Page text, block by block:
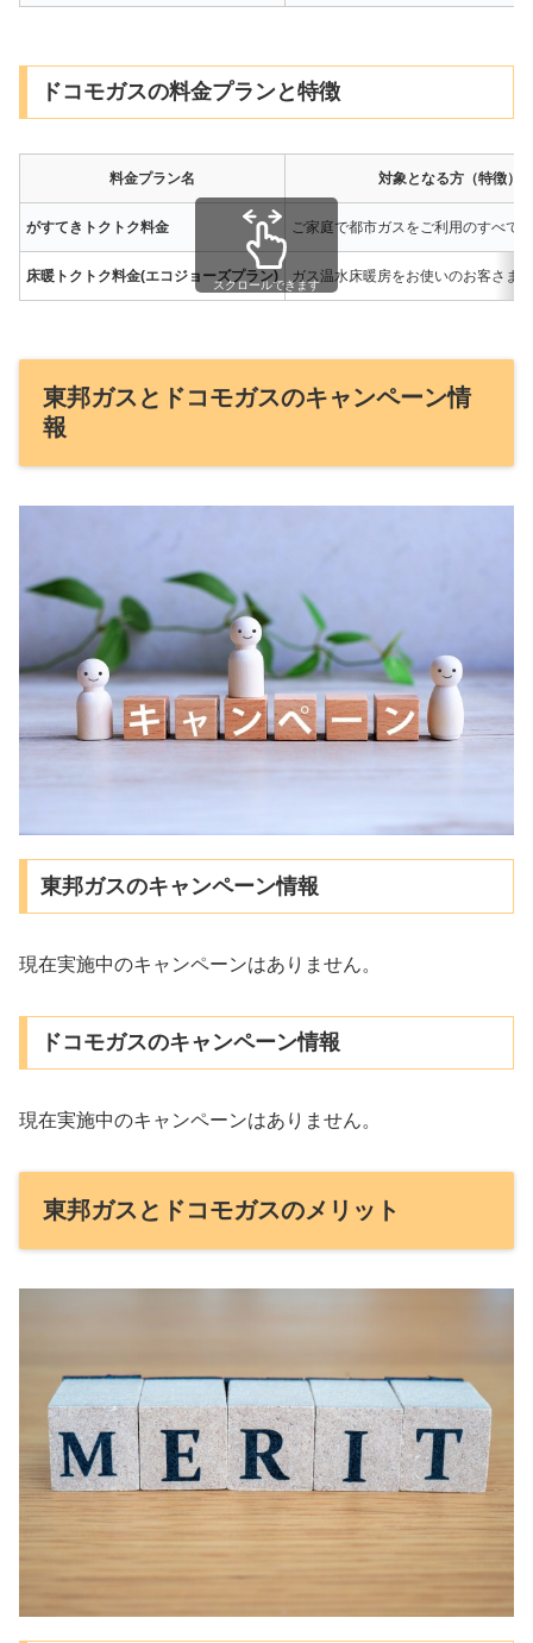
ドコモガスの料金プランと特徴
料金プラン名 対象となる方（特徴）
がすてきトクトク料金 ご家庭で都市ガスをご利用のすべて
床暖トクトク料金(エコジョーズプラン) ガス温水床暖房をお使いのお客さま
スクロールできます
東邦ガスとドコモガスのキャンペーン情
報
東邦ガスのキャンペーン情報
現在実施中のキャンペーンはありません。
ドコモガスのキャンペーン情報
現在実施中のキャンペーンはありません。
東邦ガスとドコモガスのメリット